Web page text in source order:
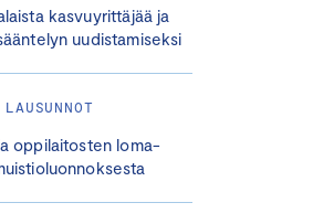
kasvuyrittäjää ja
uudistamiseksi
oppilaitosten loma-